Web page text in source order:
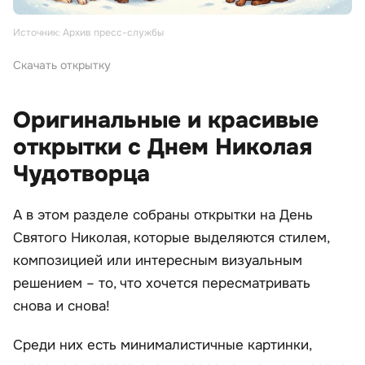
Источник: Архив пресс-службы
Скачать открытку
Оригинальные и красивые
открытки с Днем Николая
Чудотворца
А в этом разделе собраны открытки на День
Святого Николая, которые выделяются стилем,
композицией или интересным визуальным
решением – то, что хочется пересматривать
снова и снова!
Среди них есть минималистичные картинки,